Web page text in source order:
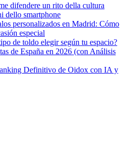
difendere un rito della cultura
dello smartphone
personalizados en Madrid: Cómo
especial
de toldo elegir según tu espacio?
de España en 2026 (con Análisis
Definitivo de Oidox con IA y